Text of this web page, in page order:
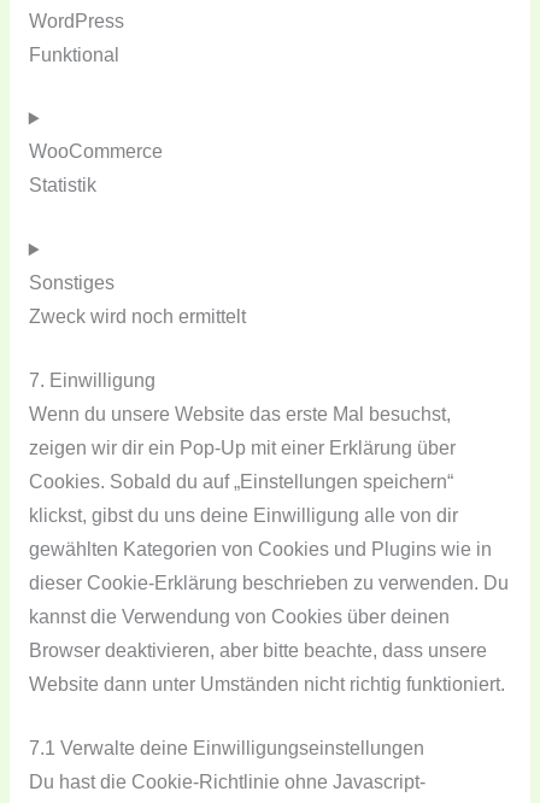
WordPress
Funktional
WooCommerce
Statistik
Sonstiges
Zweck wird noch ermittelt
7. Einwilligung
Wenn du unsere Website das erste Mal besuchst,
zeigen wir dir ein Pop-Up mit einer Erklärung über
Cookies. Sobald du auf „Einstellungen speichern“
klickst, gibst du uns deine Einwilligung alle von dir
gewählten Kategorien von Cookies und Plugins wie in
dieser Cookie-Erklärung beschrieben zu verwenden. Du
kannst die Verwendung von Cookies über deinen
Browser deaktivieren, aber bitte beachte, dass unsere
Website dann unter Umständen nicht richtig funktioniert.
7.1 Verwalte deine Einwilligungseinstellungen
Du hast die Cookie-Richtlinie ohne Javascript-